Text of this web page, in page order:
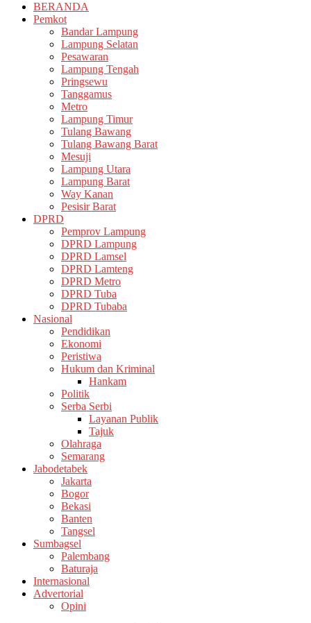
BERANDA
Pemkot
Bandar Lampung
Lampung Selatan
Pesawaran
Lampung Tengah
Pringsewu
Tanggamus
Metro
Lampung Timur
Tulang Bawang
Tulang Bawang Barat
Mesuji
Lampung Utara
Lampung Barat
Way Kanan
Pesisir Barat
DPRD
Pemprov Lampung
DPRD Lampung
DPRD Lamsel
DPRD Lamteng
DPRD Metro
DPRD Tuba
DPRD Tubaba
Nasional
Pendidikan
Ekonomi
Peristiwa
Hukum dan Kriminal
Hankam
Politik
Serba Serbi
Layanan Publik
Tajuk
Olahraga
Semarang
Jabodetabek
Jakarta
Bogor
Bekasi
Banten
Tangsel
Sumbagsel
Palembang
Baturaja
Internasional
Advertorial
Opini